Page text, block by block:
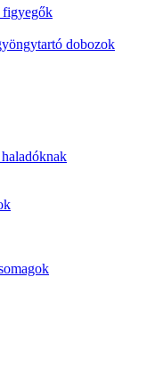
figyegők
dobozok